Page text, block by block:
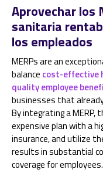
Aprovechar los
sanitaria
los empleados
MERPs are an
balance cost-effective
quality employee
businesses that
By integrating a MERP,
expensive plan with a
insurance, and utilize
results in substantial
coverage for employees.